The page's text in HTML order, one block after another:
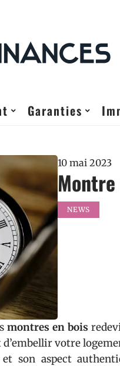
Garanties
10 mai 2023
NEWS
montres en bois
d’embellir votre
son aspect